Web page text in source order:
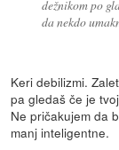
dežnikom po
da nekdo
Keri debilizmi.
pa gledaš če je
Ne pričakujem da
manj inteligentne.